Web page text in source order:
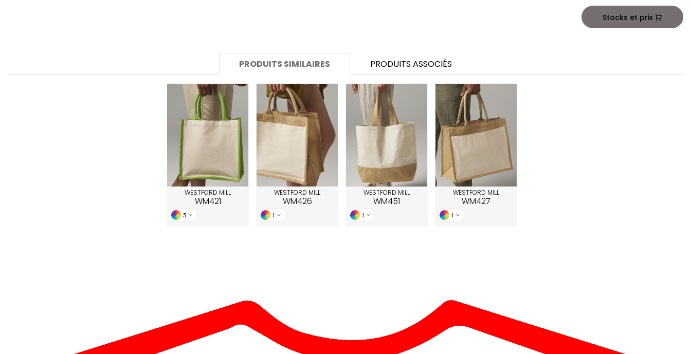
Stocks et prix
PRODUITS SIMILAIRES PRODUITS ASSOCIÉS
WESTFORD MILL
WM421
5
WESTFORD MILL
WM426
1
WESTFORD MILL
WM451
1
WESTFORD MILL
WM427
1